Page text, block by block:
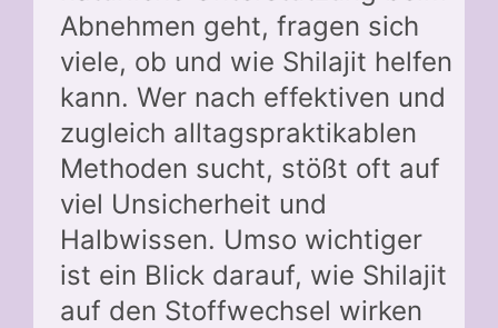
Abnehmen geht, fragen sich
viele, ob und wie Shilajit helfen
kann. Wer nach effektiven und
zugleich alltagspraktikablen
Methoden sucht, stößt oft auf
viel Unsicherheit und
Halbwissen. Umso wichtiger
ist ein Blick darauf, wie Shilajit
auf den Stoffwechsel wirken